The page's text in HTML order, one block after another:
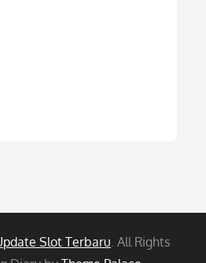
Slot Terbaru. All Rights